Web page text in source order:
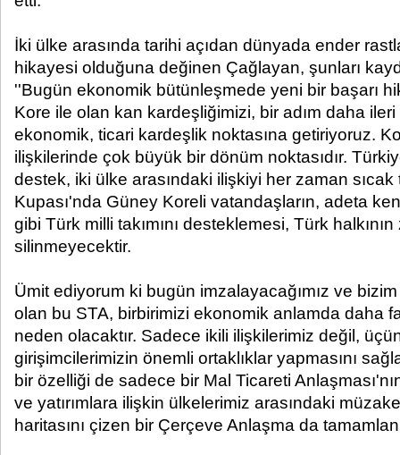
İki ülke arasında tarihi açıdan dünyada ender
hikayesi olduğuna değinen Çağlayan, şunları
''Bugün ekonomik bütünleşmede yeni bir başarı
Kore ile olan kan kardeşliğimizi, bir adım daha
ekonomik, ticari kardeşlik noktasına getiriyoruz.
ilişkilerinde çok büyük bir dönüm noktasıdır.
destek, iki ülke arasındaki ilişkiyi her zaman sıcak
Kupası'nda Güney Koreli vatandaşların, adeta
gibi Türk milli takımını desteklemesi, Türk
silinmeyecektir.
Ümit ediyorum ki bugün imzalayacağımız ve
olan bu STA, birbirimizi ekonomik anlamda daha
neden olacaktır. Sadece ikili ilişkilerimiz değil,
girişimcilerimizin önemli ortaklıklar yapmasını
bir özelliği de sadece bir Mal Ticareti
ve yatırımlara ilişkin ülkelerimiz arasındaki
haritasını çizen bir Çerçeve Anlaşma da